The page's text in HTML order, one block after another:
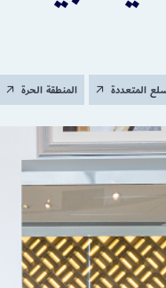
المتعددة المنطقة الحرة